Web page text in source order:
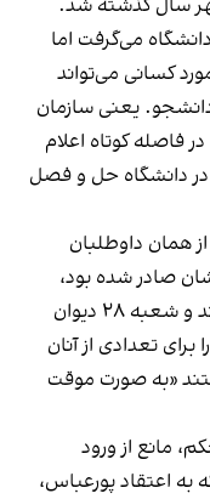
دانشگاه می‌گرفت اما
کسانی می‌تواند
یعنی سازمان
فاصله کوتاه اعلام
در دانشگاه حل و فصل
همان داوطلبان
صادر شده بود،
دوباره به دیوان عدالت اداری شکایت کردند و شعبه ۲۸ دیوان
تعدادی از آنان
«به صورت موقت
مانع از ورود
به اعتقاد پورعباس،